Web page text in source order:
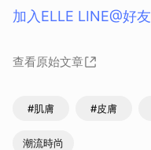
加入ELLE LINE@好友
查看原始文章
#肌膚 #皮膚
潮流時尚